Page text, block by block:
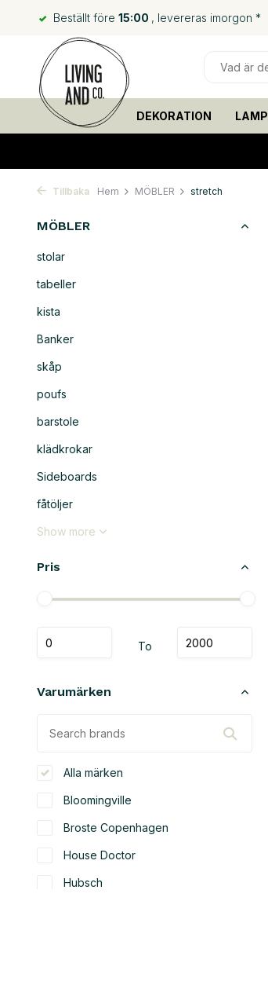
Beställt före 15:00 , levereras imorgon *
DEKORATION
Tillbaka Hem MÖBLER stretch
MÖBLER
stolar
tabeller
kista
Banker
skåp
poufs
barstole
klädkrokar
Sideboards
fåtöljer
Show more
Pris
To
Varumärken
Alla märken
Bloomingville
Broste Copenhagen
House Doctor
Hubsch